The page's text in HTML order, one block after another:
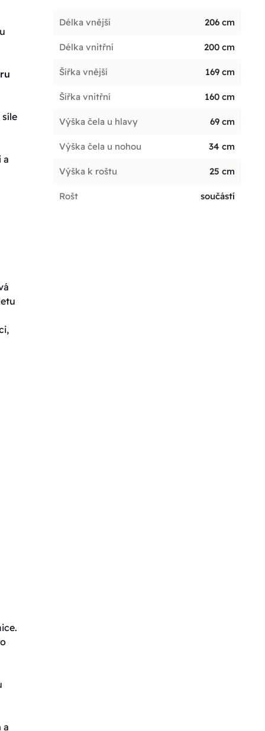
a
a
Délka vnější 206 cm
Délka vnitřní 200 cm
Šířka vnější 169 cm
Šířka vnitřní 160 cm
Výška čela u hlavy 69 cm
Výška čela u nohou 34 cm
Výška k roštu 25 cm
Rošt součástí